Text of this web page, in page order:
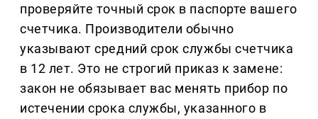
проверяйте точный срок в паспорте вашего
счетчика. Производители обычно
указывают средний срок службы счетчика
в 12 лет. Это не строгий приказ к замене:
закон не обязывает вас менять прибор по
истечении срока службы, указанного в